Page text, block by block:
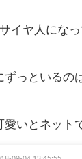
イヤ人にな
ずっといるの
いとネット